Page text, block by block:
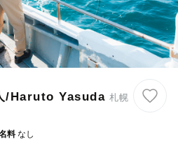
/Haruto Yasuda 札幌
料 なし